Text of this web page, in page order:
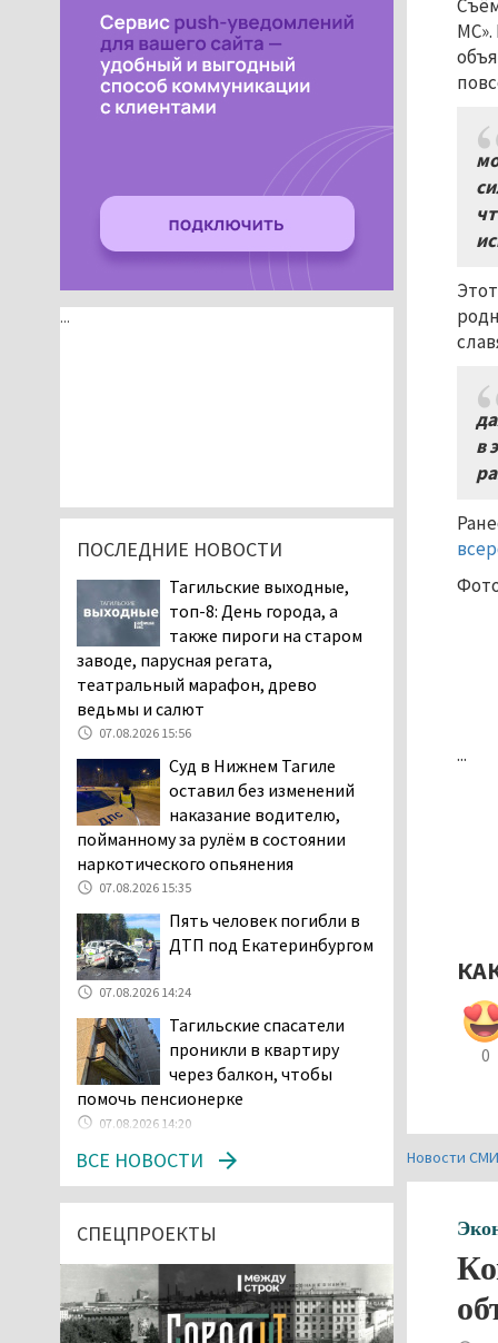
МС».
в
...
0
Новости
...
ПОСЛЕДНИЕ НОВОСТИ
Тагильские выходные,
топ-8: День города, а
также пироги на старом
заводе, парусная регата,
театральный марафон, древо
ведьмы и салют
07.08.2026 15:56
Суд в Нижнем Тагиле
оставил без изменений
наказание водителю,
пойманному за рулём в состоянии
наркотического опьянения
07.08.2026 15:35
Пять человек погибли в
ДТП под Екатеринбургом
07.08.2026 14:24
Тагильские спасатели
проникли в квартиру
через балкон, чтобы
помочь пенсионерке
07.08.2026 14:20
В Красноуральске хитрый
перевёрнутым номером,
чтобы обмануть камеры, но зоркие
07.08.2026 13:34
Сотрудница ПВЗ в
Нижнем Тагиле украла
ВСЕ НОВОСТИ
СПЕЦПРОЕКТЫ